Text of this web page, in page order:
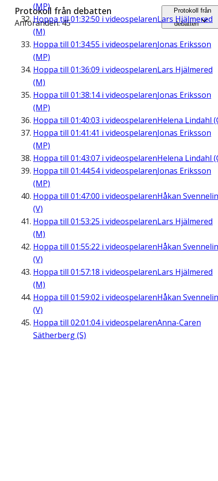
(MP)
Hoppa till01:32:50 i videospelarenLars Hjälmered
(M)
Hoppa till 01:34:55 i videospelarenJonas Eriksson
(MP)
Hoppa till 01:36:09 i videospelarenLars Hjälmered
(M)
Hoppa till 01:38:14i videospelarenJonas Eriksson
(MP)
Hoppa till 01:40:03 i videospelarenHelena Lindahl
Hoppa till 01:41:41 i videospelarenJonas Eriksson
(MP)
Hoppa till 01:43:07 i videospelarenHelena Lindahl
Hoppa till 01:44:54i videospelarenJonas Eriksson
(MP)
Hoppa till 01:47:00 i videospelarenHåkan
(V)
Hoppa till 01:53:25 i videospelarenLars Hjälmered
(M)
Hoppa till 01:55:22 i videospelarenHåkan
(V)
Hoppa till 01:57:18 i videospelarenLars Hjälmered
(M)
Hoppa till 01:59:02 i videospelarenHåkan
(V)
Hoppa till 02:01:04i videospelarenAnna-Caren
Sätherberg (S)
Protokoll från debatten
Anföranden: 45
Protokoll från
debatten